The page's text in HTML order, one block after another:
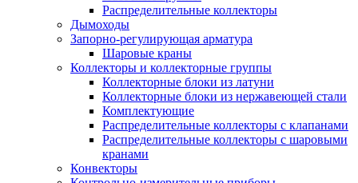
Распределительные коллекторы
Дымоходы
Запорно-регулирующая арматура
Шаровые краны
Коллекторы и коллекторные группы
Коллекторные блоки из латуни
Коллекторные блоки из нержавеющей стали
Комплектующие
Распределительные коллекторы с клапанами
Распределительные коллекторы с шаровыми
кранами
Конвекторы